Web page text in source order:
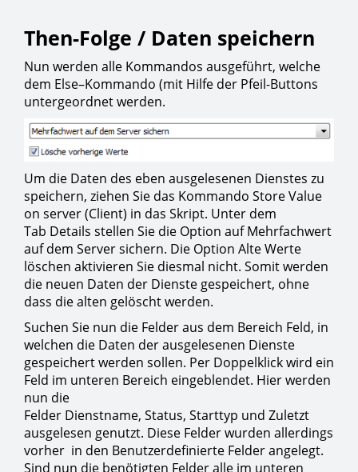
Then-Folge / Daten speichern
Nun werden alle Kommandos ausgeführt, welche
dem Else–Kommando (mit Hilfe der Pfeil-Buttons
untergeordnet werden.
Um die Daten des eben ausgelesenen Dienstes zu
speichern, ziehen Sie das Kommando Store Value
on server (Client) in das Skript. Unter dem
Tab Details stellen Sie die Option auf Mehrfachwert
auf dem Server sichern. Die Option Alte Werte
löschen aktivieren Sie diesmal nicht. Somit werden
die neuen Daten der Dienste gespeichert, ohne
dass die alten gelöscht werden.
Suchen Sie nun die Felder aus dem Bereich Feld, in
welchen die Daten der ausgelesenen Dienste
gespeichert werden sollen. Per Doppelklick wird ein
Feld im unteren Bereich eingeblendet. Hier werden
nun die
Felder Dienstname, Status, Starttyp und Zuletzt
ausgelesen genutzt. Diese Felder wurden allerdings
vorher in den Benutzerdefinierte Felder angelegt.
Sind nun die benötigten Felder alle im unteren